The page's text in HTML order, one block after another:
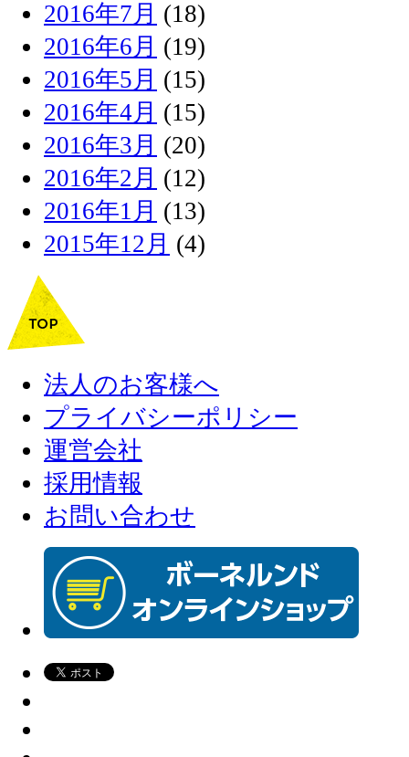
2016年7月 (18)
2016年6月 (19)
2016年5月 (15)
2016年4月 (15)
2016年3月 (20)
2016年2月 (12)
2016年1月 (13)
2015年12月 (4)
法人のお客様へ
プライバシーポリシー
運営会社
採用情報
お問い合わせ